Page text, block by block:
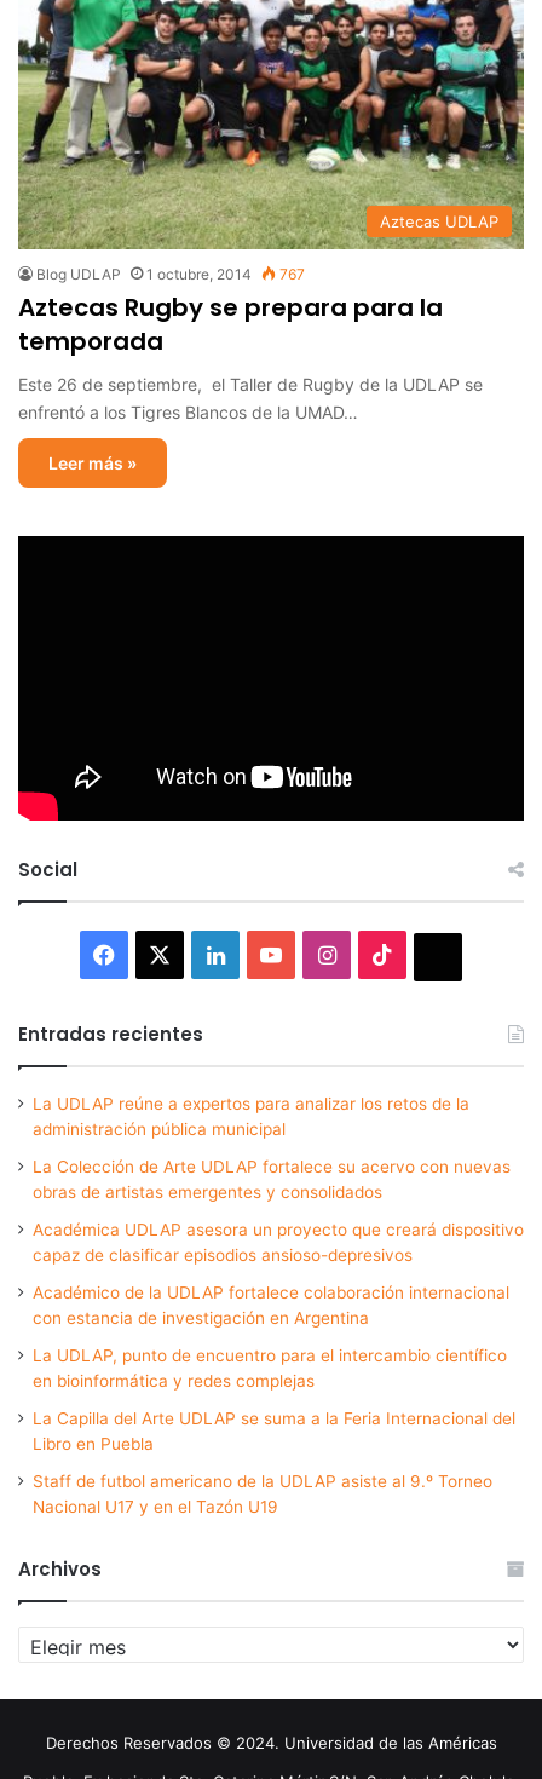
Aztecas UDLAP
Blog UDLAP 1 octubre, 2014 767
Aztecas Rugby se prepara para la
temporada
Este 26 de septiembre, el Taller de Rugby de la UDLAP se
enfrentó a los Tigres Blancos de la UMAD…
Leer más »
Social
Facebook LinkedInYouTubeInstagram
Entradas recientes
La UDLAP reúne a expertos para analizar los retos de la
administración pública municipal
La Colección de Arte UDLAP fortalece su acervo con nuevas
obras de artistas emergentes y consolidados
Académica UDLAP asesora un proyecto que creará dispositivo
capaz de clasificar episodios ansioso-depresivos
Académico de la UDLAP fortalece colaboración internacional
con estancia de investigación en Argentina
La UDLAP, punto de encuentro para el intercambio científico
en bioinformática y redes complejas
La Capilla del Arte UDLAP se suma a la Feria Internacional del
Libro en Puebla
Staff de futbol americano de la UDLAP asiste al 9.º Torneo
Nacional U17 y en el Tazón U19
Archivos
Archivos
Derechos Reservados © 2024. Universidad de las Américas